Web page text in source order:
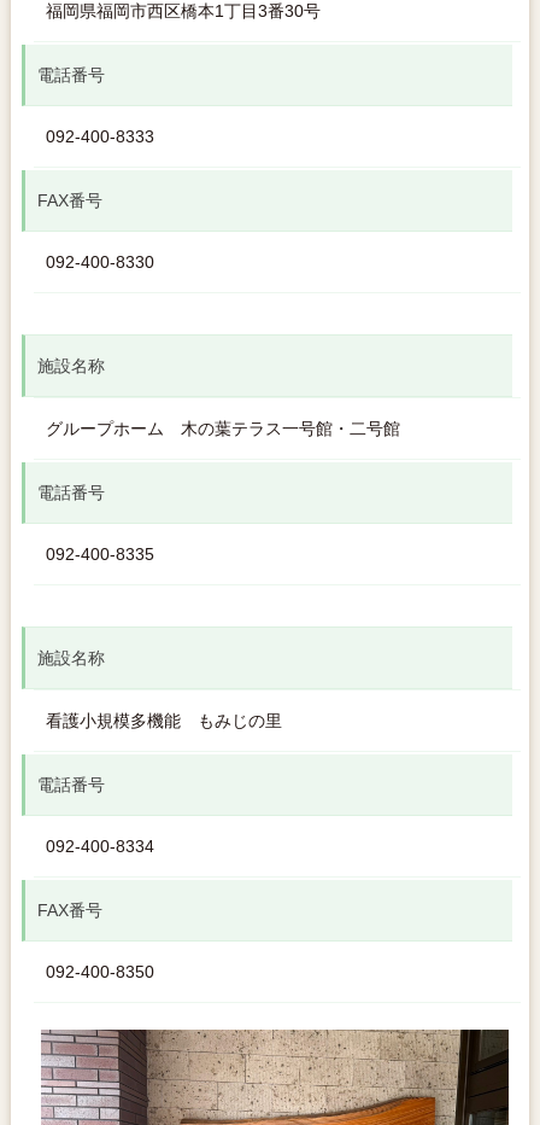
福岡県福岡市西区橋本1丁目3番30号
電話番号
092-400-8333
FAX番号
092-400-8330
施設名称
グループホーム 木の葉テラス一号館・二号館
電話番号
092-400-8335
施設名称
看護小規模多機能 もみじの里
電話番号
092-400-8334
FAX番号
092-400-8350